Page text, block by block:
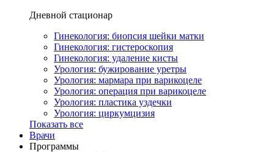
Дневной стационар
Гинекология: биопсия шейки матки
Гинекология: гистероскопия
Гинекология: удаление кисты
Урология: бужирование уретры
Урология: мармара при варикоцеле
Урология: операция при варикоцеле
Урология: пластика уздечки
Урология: циркумцизия
Показать все
Врачи
Программы